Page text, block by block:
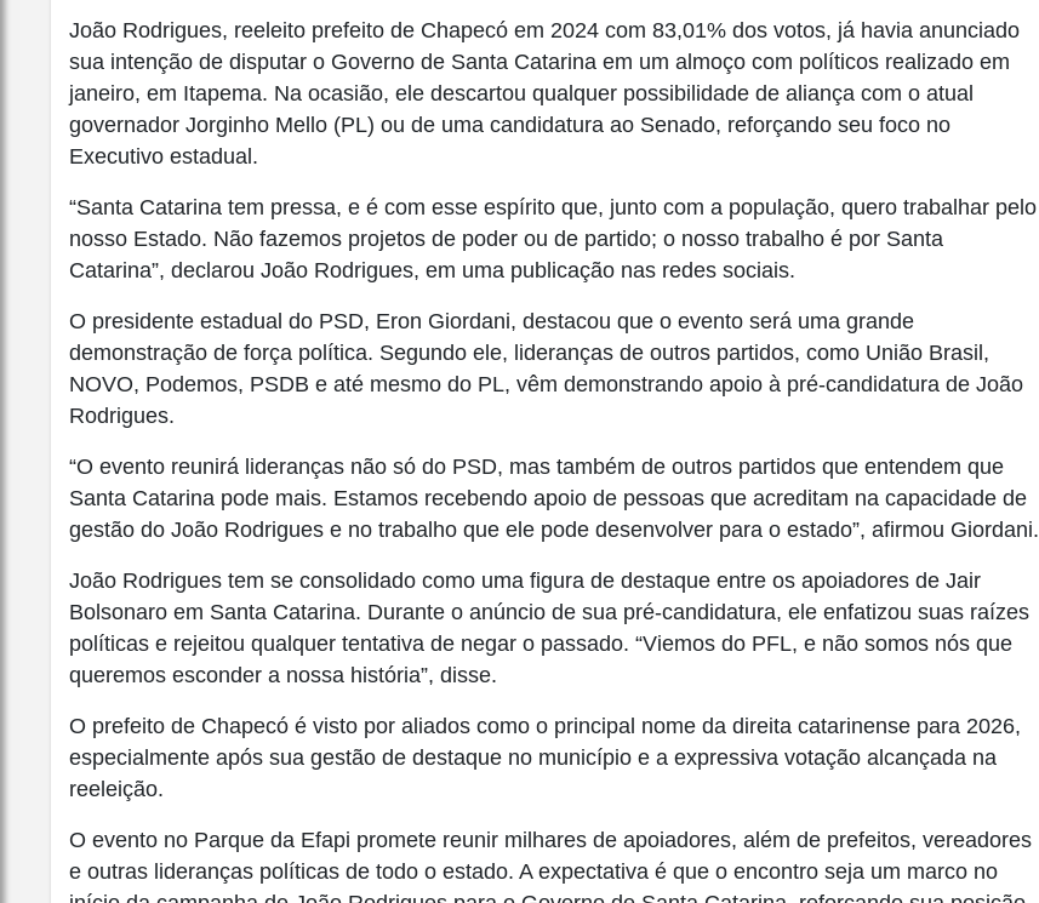
João Rodrigues, reeleito prefeito de Chapecó em 2024 com 83,01% dos votos, já havia anunciado
sua intenção de disputar o Governo de Santa Catarina em um almoço com políticos realizado em
janeiro, em Itapema. Na ocasião, ele descartou qualquer possibilidade de aliança com o atual
governador Jorginho Mello (PL) ou de uma candidatura ao Senado, reforçando seu foco no
Executivo estadual.
“Santa Catarina tem pressa, e é com esse espírito que, junto com a população, quero trabalhar pelo
nosso Estado. Não fazemos projetos de poder ou de partido; o nosso trabalho é por Santa
Catarina”, declarou João Rodrigues, em uma publicação nas redes sociais.
O presidente estadual do PSD, Eron Giordani, destacou que o evento será uma grande
demonstração de força política. Segundo ele, lideranças de outros partidos, como União Brasil,
NOVO, Podemos, PSDB e até mesmo do PL, vêm demonstrando apoio à pré-candidatura de João
Rodrigues.
“O evento reunirá lideranças não só do PSD, mas também de outros partidos que entendem que
Santa Catarina pode mais. Estamos recebendo apoio de pessoas que acreditam na capacidade de
gestão do João Rodrigues e no trabalho que ele pode desenvolver para o estado”, afirmou Giordani.
João Rodrigues tem se consolidado como uma figura de destaque entre os apoiadores de Jair
Bolsonaro em Santa Catarina. Durante o anúncio de sua pré-candidatura, ele enfatizou suas raízes
políticas e rejeitou qualquer tentativa de negar o passado. “Viemos do PFL, e não somos nós que
queremos esconder a nossa história”, disse.
O prefeito de Chapecó é visto por aliados como o principal nome da direita catarinense para 2026,
especialmente após sua gestão de destaque no município e a expressiva votação alcançada na
reeleição.
O evento no Parque da Efapi promete reunir milhares de apoiadores, além de prefeitos, vereadores
e outras lideranças políticas de todo o estado. A expectativa é que o encontro seja um marco no